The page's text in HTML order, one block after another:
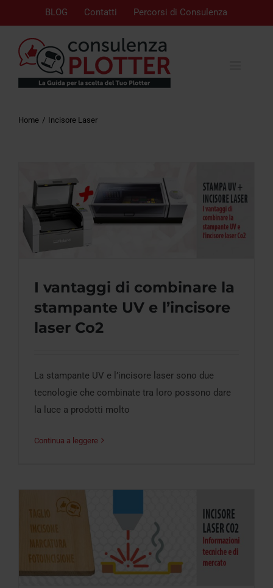
BLOG Contatti Percorsi di Consulenza
Home Incisore Laser
I vantaggi di combinare la stampante UV
e l’incisore laser Co2
I vantaggi di combinare la
stampante UV e l’incisore
laser Co2
La stampante UV e l’incisore laser sono due
tecnologie che combinate tra loro possono dare
la luce a prodotti molto
Continua a leggere